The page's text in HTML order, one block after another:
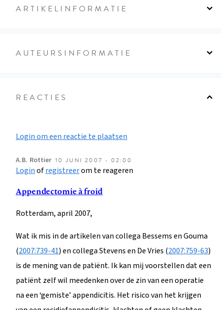
ARTIKELINFORMATIE
AUTEURSINFORMATIE
REACTIES
Login om een reactie te plaatsen
A.B. Rottier 10 JUNI 2007 - 02:00
Loginofregistreerom te reageren
Appendectomie à froid
Rotterdam, april 2007,
Wat ik mis in de artikelen van collega Bessems en Gouma
(2007:739-41) en collega Stevens en De Vries (2007:759-63)
is de mening van de patiënt. Ik kan mij voorstellen dat een
patiënt zelf wil meedenken over de zin van een operatie
na een ‘gemiste’ appendicitis. Het risico van het krijgen